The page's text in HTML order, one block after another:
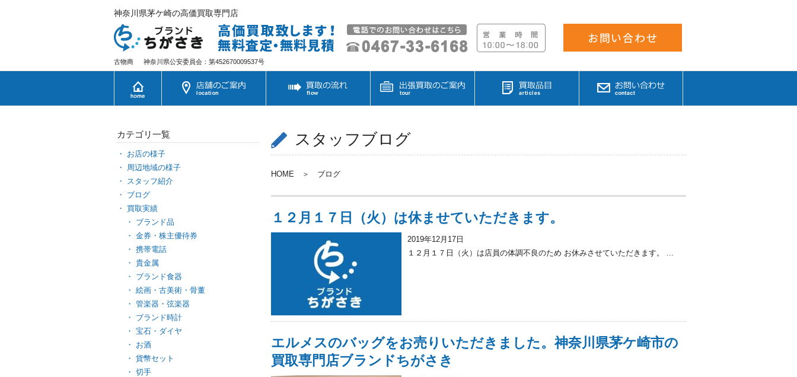
神奈川県茅ケ崎の高価買取専門店
古物商 神奈川県公安委員会：第452670009537号
スタッフブログ
HOME ＞ ブログ
１２月１７日（火）は休ませていただきます。
2019年12月17日
１２月１７日（火）は店員の体調不良のため お休みさせていただきます。 ...
エルメスのバッグをお売りいただきました。神奈川県茅ケ崎市の
買取専門店ブランドちがさき
カテゴリ一覧
お店の様子
周辺地域の様子
スタッフ紹介
ブログ
買取実績
ブランド品
金券・株主優待券
携帯電話
貴金属
ブランド食器
絵画・古美術・骨董
管楽器・弦楽器
ブランド時計
宝石・ダイヤ
お酒
貨幣セット
切手